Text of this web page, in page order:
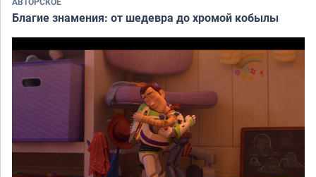
Благие знамения: от шедевра до хромой кобылы